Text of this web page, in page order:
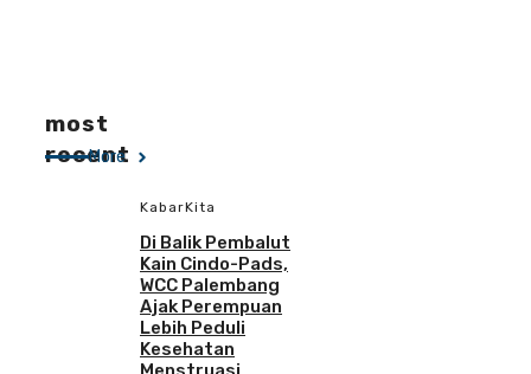
most
recent
More
KabarKita
Di Balik Pembalut
Kain Cindo-Pads,
WCC Palembang
Ajak Perempuan
Lebih Peduli
Kesehatan